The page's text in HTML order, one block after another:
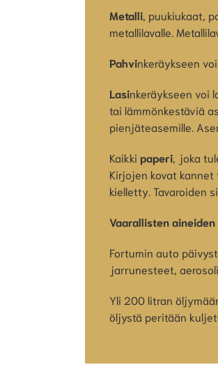
Metalli, puukiukaat,
metallilavalle.
Pahvinkeräykseen
Lasinkeräykseen voi
tai lämmönkestäviä
pienjäteasemille.
Kaikki paperi, joka
Kirjojen kovat
kielletty. Tavaroiden
Vaarallisten
Fortumin auto
jarrunesteet,
Yli 200 litran
öljystä peritään